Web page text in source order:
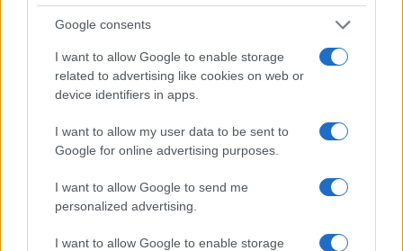
Google consents
I want to allow Google to enable storage
related to advertising like cookies on web or
device identifiers in apps.
I want to allow my user data to be sent to
Google for online advertising purposes.
I want to allow Google to send me
personalized advertising.
I want to allow Google to enable storage